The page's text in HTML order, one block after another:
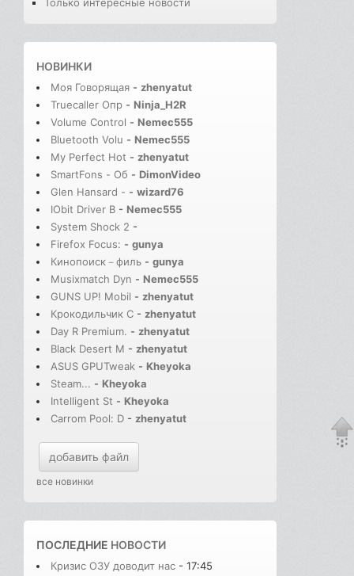
Только интересные новости
НОВИНКИ
Моя Говорящая - zhenyatut
Truecaller Опр - Ninja_H2R
Volume Control - Nemec555
Bluetooth Volu - Nemec555
My Perfect Hot - zhenyatut
SmartFons - Об - DimonVideo
Glen Hansard - - wizard76
IObit Driver B - Nemec555
System Shock 2 -
Firefox Focus: - gunya
Кинопоиск－филь - gunya
Musixmatch Dyn - Nemec555
GUNS UP! Mobil - zhenyatut
Крокодильчик С - zhenyatut
Day R Premium. - zhenyatut
Black Desert M - zhenyatut
ASUS GPUTweak - Kheyoka
Steam... - Kheyoka
Intelligent St - Kheyoka
Carrom Pool: D - zhenyatut
добавить файл
все новинки
ПОСЛЕДНИЕ НОВОСТИ
Кризис ОЗУ доводит нас - 17:45